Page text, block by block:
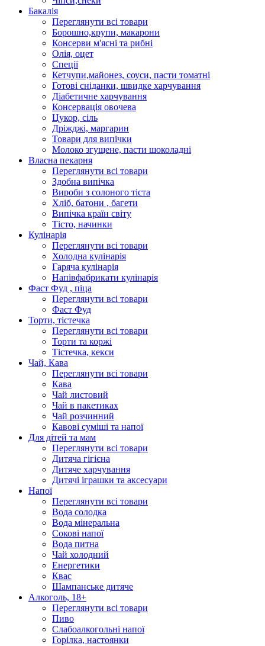
Бакалія
Переглянути всі товари
Борошно,крупи, макарони
Консерви м'ясні та рибні
Олія, оцет
Спеції
Кетчупи,майонез, соуси, пасти томатні
Готові сніданки, швидке харчування
Діабетичне харчування
Консервація овочева
Цукор, сіль
Дріжджі, маргарин
Товари для випічки
Молоко згущене, пасти шоколадні
Власна пекарня
Переглянути всі товари
Здобна випічка
Вироби з солоного тіста
Хліб, батони , багети
Випічка країн світу
Тісто, начинки
Кулінарія
Переглянути всі товари
Холодна кулінарія
Гаряча кулінарія
Напівфабрикати кулінарія
Фаст Фуд , піца
Переглянути всі товари
Фаст Фуд
Торти, тістечка
Переглянути всі товари
Торти та коржі
Тістечка, кекси
Чай, Кава
Переглянути всі товари
Кава
Чай листовий
Чай в пакетиках
Чай розчинний
Кавові суміші та напої
Для дітей та мам
Переглянути всі товари
Дитяча гігієна
Дитяче харчування
Дитячі іграшки та аксесуари
Напої
Переглянути всі товари
Вода солодка
Вода мінеральна
Сокові напої
Вода питна
Чай холодний
Енергетики
Квас
Шампанське дитяче
Алкоголь, 18+
Переглянути всі товари
Пиво
Слабоалкогольні напої
Горілка, настоянки